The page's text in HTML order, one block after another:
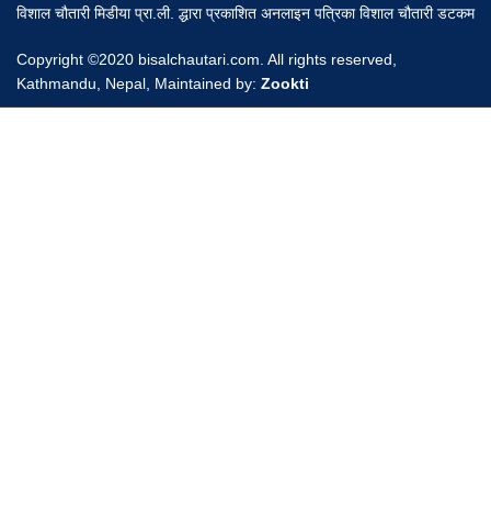
विशाल चौतारी मिडीया प्रा.ली. द्धारा प्रकाशित अनलाइन पत्रिका विशाल चौतारी डटकम
Copyright ©2020 bisalchautari.com. All rights reserved,
Kathmandu, Nepal, Maintained by: Zookti